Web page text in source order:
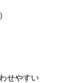
せやすい